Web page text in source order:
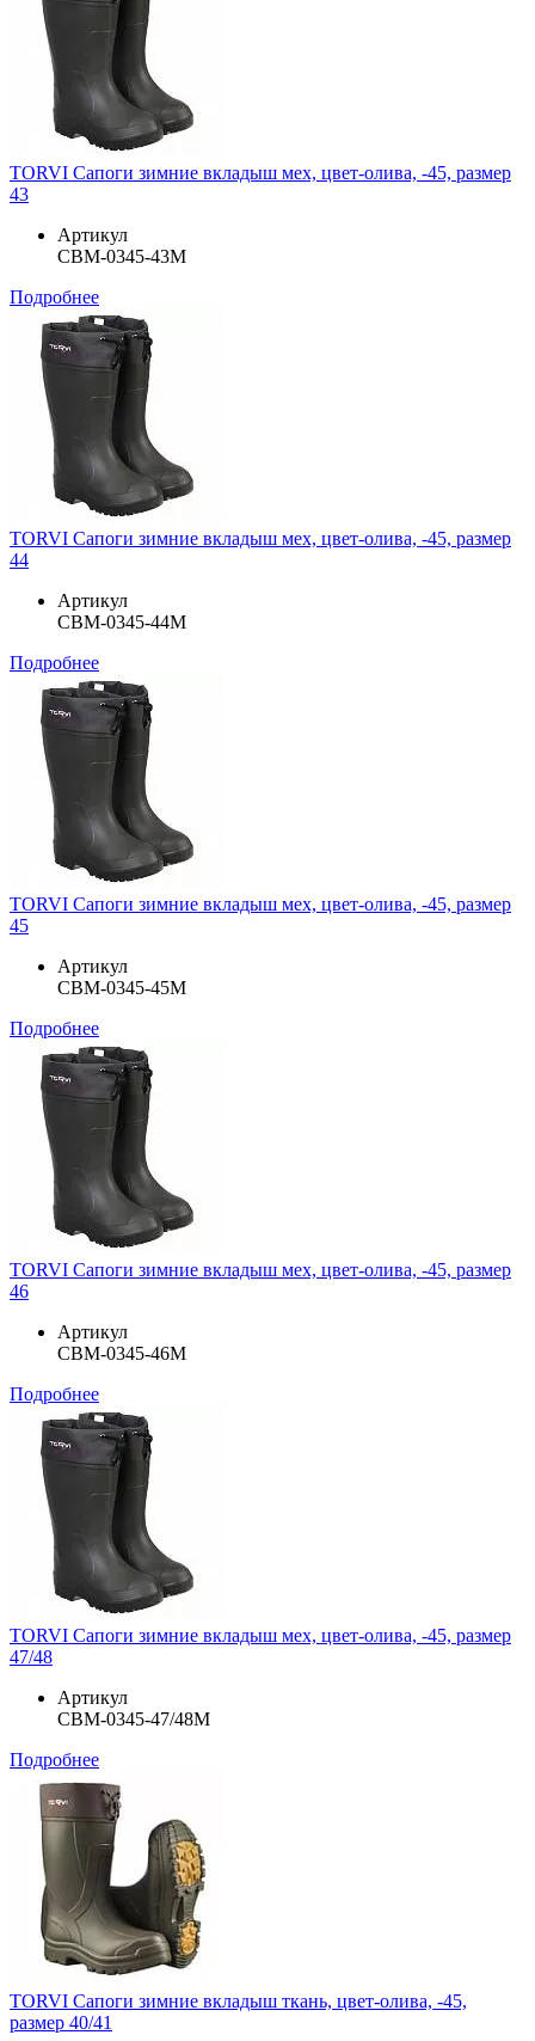
TORVI Сапоги зимние вкладыш мех, цвет-олива, -45, размер
43
Артикул
СВМ-0345-43М
Подробнее
TORVI Сапоги зимние вкладыш мех, цвет-олива, -45, размер
44
Артикул
СВМ-0345-44М
Подробнее
TORVI Сапоги зимние вкладыш мех, цвет-олива, -45, размер
45
Артикул
СВМ-0345-45М
Подробнее
TORVI Сапоги зимние вкладыш мех, цвет-олива, -45, размер
46
Артикул
СВМ-0345-46М
Подробнее
TORVI Сапоги зимние вкладыш мех, цвет-олива, -45, размер
47/48
Артикул
СВМ-0345-47/48М
Подробнее
TORVI Сапоги зимние вкладыш ткань, цвет-олива, -45,
размер 40/41